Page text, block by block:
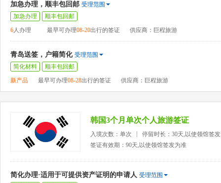
加急办理，顺丰包回邮 受理范围
加急办理
顺丰包回邮
6人办理 最早可办理08-20出行的签证 供应商：巨程旅游
青岛送签，户籍简化 受理范围
简化材料
顺丰包回邮
新产品
最早可办理08-28出行的签证 供应商：巨程旅游
韩国3个月单次个人旅游签证
入境次数：单次
停留时长：30天,以使领馆签
签证有效期：90天,以使领馆签发为准
简化办理·适用于可提供资产证明的申请人 受理范围